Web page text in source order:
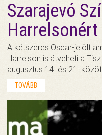
Szarajevó
A kétszeres Oscar-jelölt
Harrelson is átveheti a
augusztus 14. és 21.
TOVÁBB